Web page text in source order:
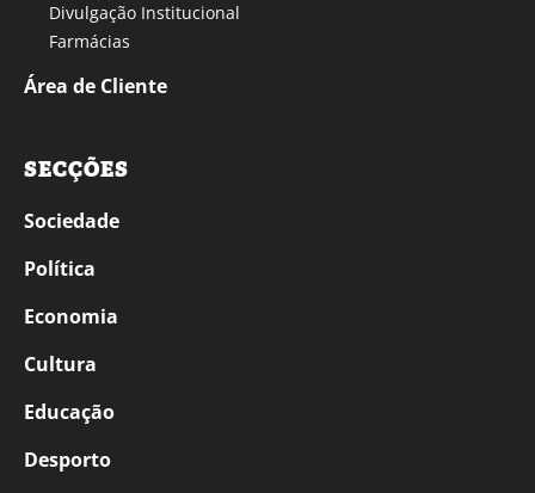
Divulgação Institucional
Farmácias
Área de Cliente
SECÇÕES
Sociedade
Política
Economia
Cultura
Educação
Desporto